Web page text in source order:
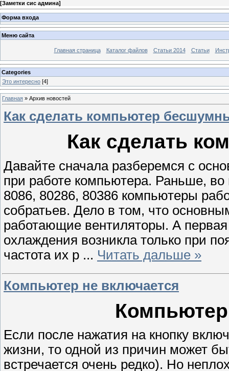
[Заметки сис админа]
Форма входа
Меню сайта
Главная страница Каталог файлов Статьи 2014 Статьи
Categories
Это интересно [4]
Главная » Архив новостей
Как сделать компьютер
Как сделать
Давайте сначала разберемся с
при работе компьютера. Раньше,
8086, 80286, 80386 компьютеры
собратьев. Дело в том, что
работающие вентиляторы. А
охлаждения возникла только при
частота их р ... Читать дальше »
Компьютер не включается
Если после нажатия на кнопку
жизни, то одной из причин может
встречается очень редко). Но